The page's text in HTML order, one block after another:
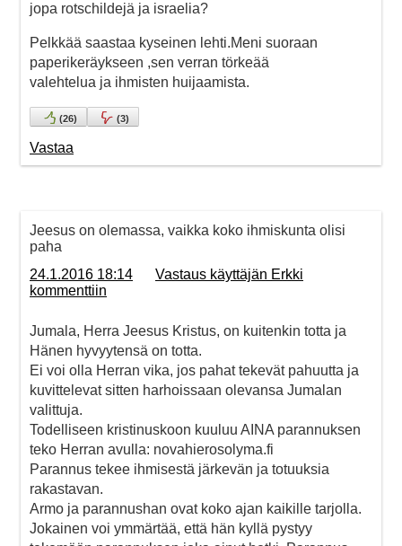
jopa rotschildejä ja israelia?
Pelkkää saastaa kyseinen lehti.Meni suoraan
paperikeräykseen ,sen verran törkeää
valehtelua ja ihmisten huijaamista.
(26) (3)
Vastaa
Jeesus on olemassa, vaikka koko ihmiskunta olisi
paha
24.1.2016 18:14
Vastaus käyttäjän Erkki
kommenttiin
Jumala, Herra Jeesus Kristus, on kuitenkin totta ja
Hänen hyvyytensä on totta.
Ei voi olla Herran vika, jos pahat tekevät pahuutta ja
kuvittelevat sitten harhoissaan olevansa Jumalan
valittuja.
Todelliseen kristinuskoon kuuluu AINA parannuksen
teko Herran avulla: novahierosolyma.fi
Parannus tekee ihmisestä järkevän ja totuuksia
rakastavan.
Armo ja parannushan ovat koko ajan kaikille tarjolla.
Jokainen voi ymmärtää, että hän kyllä pystyy